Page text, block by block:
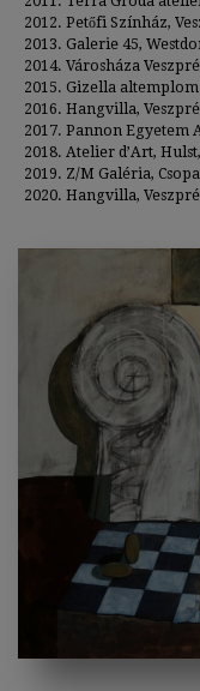
Petőfi Színház,
Galerie 45,
Városháza
Gizella altemplom
Hangvilla,
Pannon Egyetem
Atelier d’Art,
Z/M Galéria,
Hangvilla,